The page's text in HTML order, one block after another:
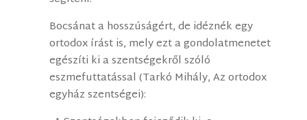
Bocsánat a hosszúságért, de idéznék egy
ortodox írást is, mely ezt a gondolatmenetet
egészíti ki a szentségekről szóló
eszmefuttatással (Tarkó Mihály, Az ortodox
egyház szentségei):